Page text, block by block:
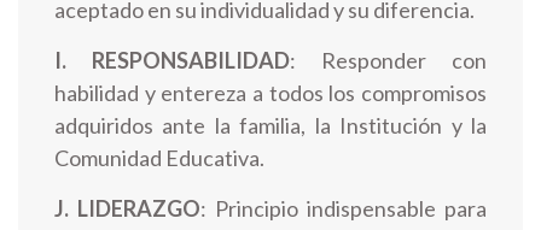
aceptado en su individualidad y su diferencia.
I. RESPONSABILIDAD: Responder con
habilidad y entereza a todos los compromisos
adquiridos ante la familia, la Institución y la
Comunidad Educativa.
J. LIDERAZGO: Principio indispensable para